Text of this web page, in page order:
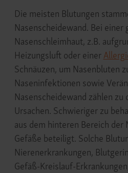
Die meisten Blutungen
Nasenscheidewand. Bei einer
Nasenschleimhaut, z.B.
Heizungsluft oder einer
Schnäuzen, um Nasenbluten
Naseninfektionen sowie
Nasenscheidewand zählen
Ursachen. Schwieriger zu
aus dem hinteren Bereich der
Gefäße beteiligt. Solche
Nierenerkrankungen,
Gefäß-Kreislauf-